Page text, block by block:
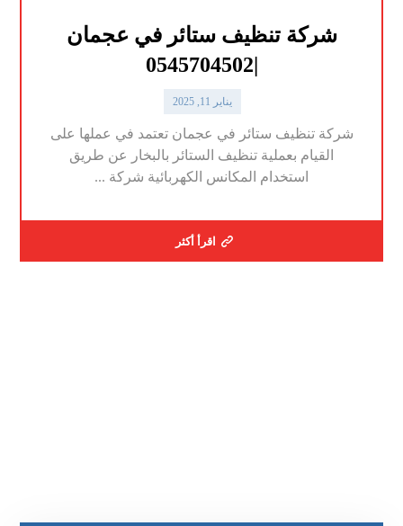
شركة تنظيف ستائر في عجمان
يناير 11, 2025
شركة تنظيف ستائر في عجمان تعتمد في عملها على
القيام بعملية تنظيف الستائر بالبخار عن طريق
استخدام المكانس الكهربائية شركة ...
اقرأ أكثر